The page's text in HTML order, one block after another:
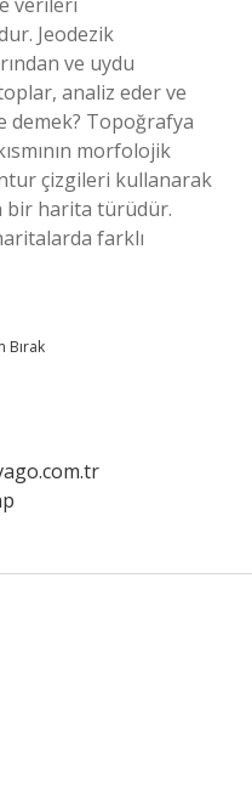
Jeodezik
ve uydu
analiz eder ve
demek? Topoğrafya
morfolojik
çizgileri kullanarak
bir harita türüdür.
farklı
Bırak